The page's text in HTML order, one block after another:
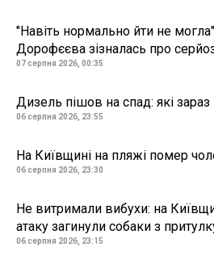
"Навіть нормально йти не
Дорофєєва зізналась про
07 серпня 2026, 00:35
Дизель пішов на спад: які
06 серпня 2026, 23:55
На Київщині на пляжі помер
06 серпня 2026, 23:30
Не витримали вибухи: на
атаку загинули собаки з
06 серпня 2026, 23:15